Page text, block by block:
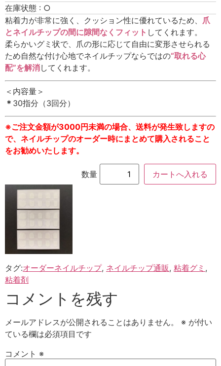
在庫状態 : ○
粘着力が非常に強く、クッション性に優れているため、 爪
とネイルチップの間に隙間なくフィット してくれます。
柔らかいグミ状で、爪の形に応じて自由に変形させられる
ため自然な付け心地でネイルチップならではの“取れる心
配”を解消してくれます。
＜内容量＞
＊ 30指分（3回分）
※ご注文金額が3000円未満の場合、送料が発生致しますの
で、ネイルチップのオーダー時にまとめて購入されること
をお勧めいたします。
数量
タグ:オーダーネイルチップ, ネイルチップ通販, 粘着グミ ,
粘着剤
コメントを残す
メールアドレスが公開されることはありません。 ※ が付い
ている欄は必須項目です
コメント ※